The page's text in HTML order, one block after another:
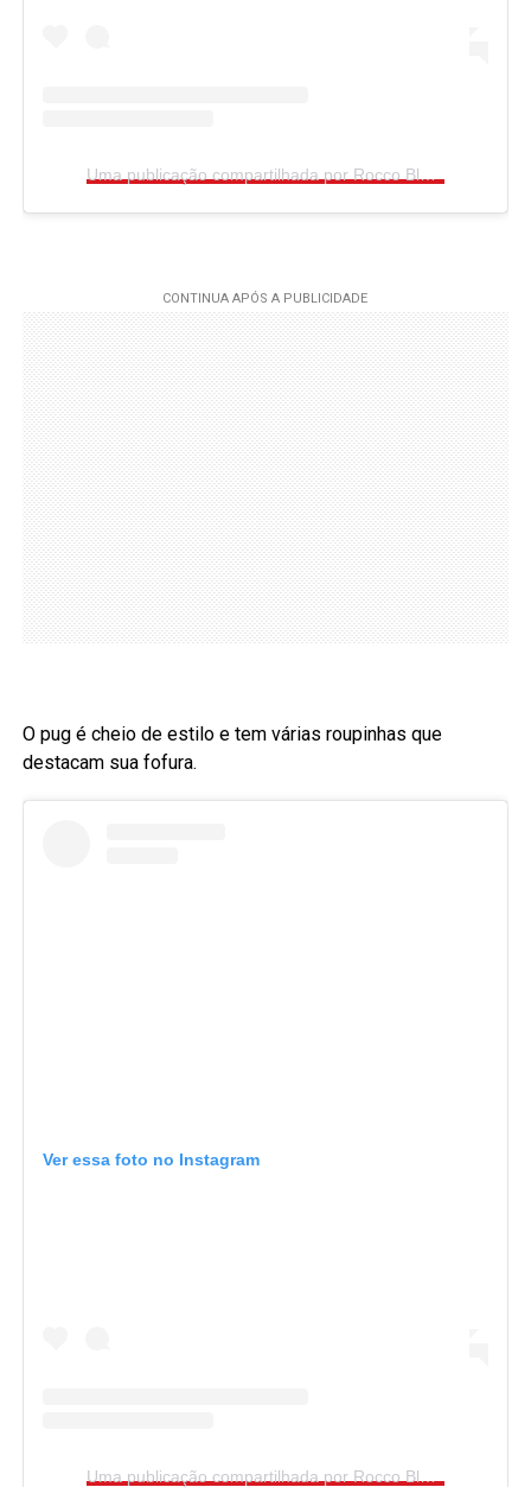
O pug é cheio de estilo e tem várias roupinhas que
destacam sua fofura.
Ver essa foto no Instagram